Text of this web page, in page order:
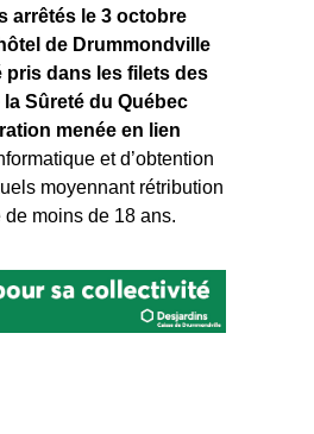
arrêtés le 3 octobre
de Drummondville
pris dans les filets des
Sûreté du Québec
menée en lien
et d’obtention
moyennant rétribution
de moins de 18 ans.